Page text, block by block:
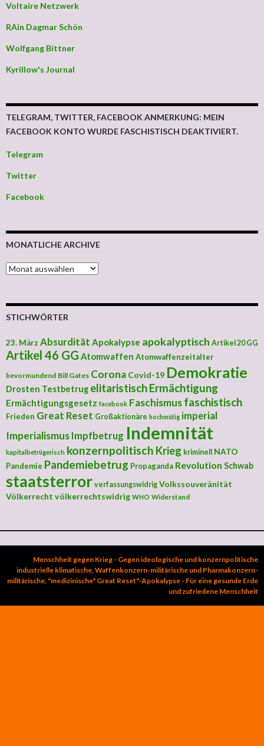
Voltaire Netzwerk
RAin Dagmar Schön
Wolfgang Bittner
Kyrillow's Journal
TELEGRAM, TWITTER, FACEBOOK ANMERKUNG: MEIN
FACEBOOK KONTO WURDE FASCHISTISCH DEAKTIVIERT.
Telegram
Twitter
Facebook
MONATLICHE ARCHIVE
MONATLICHE ARCHIVE
STICHWÖRTER
23. März Absurdität Apokalypse apokalyptisch Artikel 20 GG
Artikel 46 GG Atomwaffen Atomwaffenzeitalter
bevormundend Bill Gates Corona Covid-19 Demokratie
Drosten Testbetrug elitaristischErmächtigung
Ermächtigungsgesetz facebook Faschismusfaschistisch
Frieden Great Reset Großaktionäre hochmütig imperial
Imperialismus Impfbetrug Indemnität
kapitalbetrügerisch konzernpolitisch Krieg kriminell
NATO
Pandemie Pandemiebetrug Propaganda Revolution Schwab
staatsterror verfassungswidrig Volkssouveränität
Völkerrecht völkerrechtswidrig WHO Widerstand
Menschheit gegen Krieg - Gegen ideologische und konzernpolitische
industrielle klimatische, Waffenkonzern-militärische und Pharmakonzern-
militärische, "medizinische" Great Reset"-Apokalypse - Für eine gesunde Erde
und zufriedene Menschheit